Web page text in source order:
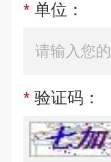
* 单位：
* 验证码：